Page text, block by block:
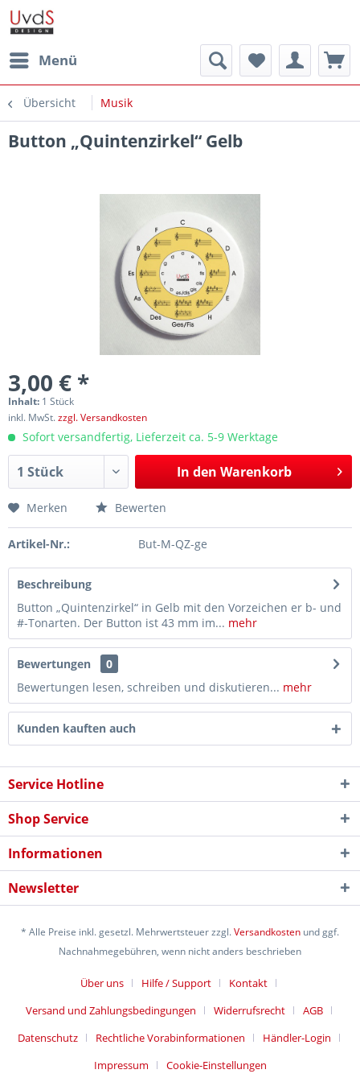
Menü
Übersicht Musik
Button „Quintenzirkel“ Gelb
3,00 € *
Inhalt: 1 Stück
inkl. MwSt.zzgl. Versandkosten
Sofort versandfertig, Lieferzeit ca. 5-9 Werktage
In den Warenkorb
Merken Bewerten
Artikel-Nr.: But-M-QZ-ge
Beschreibung
Button „Quintenzirkel“ in Gelb mit den Vorzeichen er b- und
#-Tonarten. Der Button ist 43 mm im... mehr
Bewertungen
0
Bewertungen lesen, schreiben und diskutieren... mehr
Kunden kauften auch
Service Hotline
Shop Service
Informationen
Newsletter
* Alle Preise inkl. gesetzl. Mehrwertsteuer zzgl.Versandkosten und ggf.
Nachnahmegebühren, wenn nicht anders beschrieben
Über uns Hilfe / Support
Kontakt
Versand und Zahlungsbedingungen
Widerrufsrecht
AGB
Datenschutz
Rechtliche Vorabinformationen
Händler-Login
Impressum
Cookie-Einstellungen